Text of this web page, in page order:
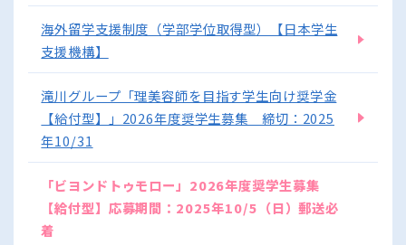
海外留学支援制度（学部学位取得型）【日本学生
支援機構】
滝川グループ「理美容師を目指す学生向け奨学金
【給付型】」2026年度奨学生募集 締切：2025
年10/31
「ビヨンドトゥモロー」2026年度奨学生募集
【給付型】応募期間：2025年10/5（日）郵送必
着